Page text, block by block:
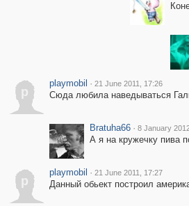
p
playmobil · 21 June 2011, 17:26
Сюда любила наведываться
Bratuha66 · 8 January
А я на кружечку пива
p
playmobil · 21 June 2011, 17:27
Данный обьект построил